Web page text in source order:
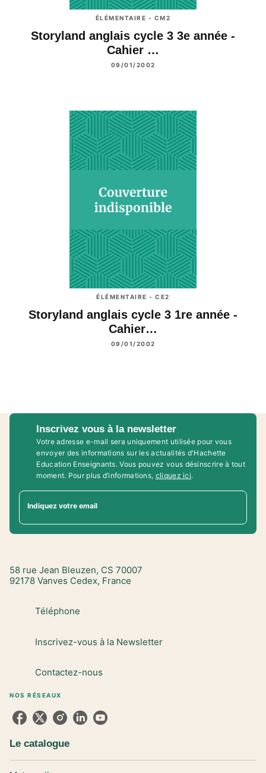
ÉLÉMENTAIRE - CM2
Storyland anglais cycle 3 3e année -
Cahier …
09/01/2002
ÉLÉMENTAIRE - CE2
Storyland anglais cycle 3 1re année -
Cahier…
09/01/2002
Inscrivez vous à la newsletter
Votre adresse e-mail sera uniquement utilisée pour vous
envoyer des informations sur les actualités d'Hachette
Education Enseignants. Vous pouvez vous désinscrire à tout
moment. Pour plus d’informations, cliquez ici.
Indiquez votre email
58 rue Jean Bleuzen, CS 70007
92178 Vanves Cedex, France
Téléphone
Inscrivez-vous à la Newsletter
Contactez-nous
NOS RÉSEAUX
Le catalogue